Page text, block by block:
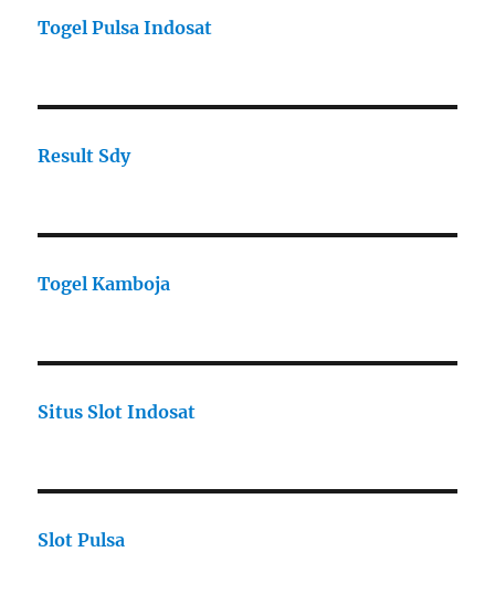
Togel Pulsa Indosat
Result Sdy
Togel Kamboja
Situs Slot Indosat
Slot Pulsa